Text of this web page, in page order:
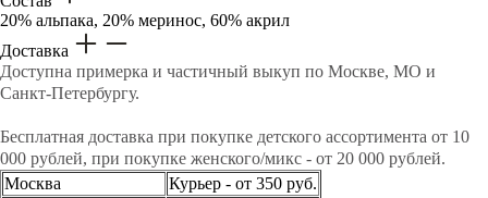
20% альпака, 20% меринос, 60% акрил
Доставка
Доступна примерка и частичный выкуп по Москве, МО и
Санкт-Петербургу.
Бесплатная доставка при покупке детского ассортимента от 10
000 рублей, при покупке женского/микс - от 20 000 рублей.
Москва
Курьер - от 350 руб.